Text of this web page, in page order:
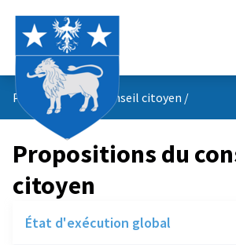
Propositions du conseil citoyen /
Propositions du
citoyen
État d'exécution global